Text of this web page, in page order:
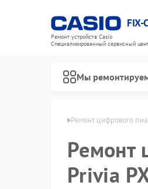
FIX-
Ремонт устройств Casio
Специализированный cервисный
Мы
Ремонт цифрового
Ремонт
Privia